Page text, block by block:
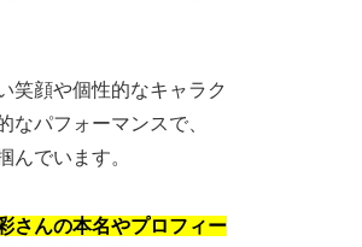
笑顔や個性的なキャラク
なパフォーマンスで、
んでいます。
さんの本名やプロフィー